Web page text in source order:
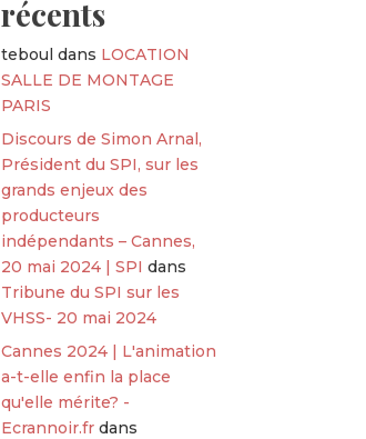
récents
teboul dans LOCATION
SALLE DE MONTAGE
PARIS
Discours de Simon Arnal,
Président du SPI, sur les
grands enjeux des
producteurs
indépendants – Cannes,
20 mai 2024 | SPI dans
Tribune du SPI sur les
VHSS- 20 mai 2024
Cannes 2024 | L'animation
a-t-elle enfin la place
qu'elle mérite? -
Ecrannoir.fr dans